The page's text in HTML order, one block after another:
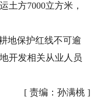
土方7000立方米，
地保护红线不可逾
开发相关从业人员
[ 责编：孙满桃 ]